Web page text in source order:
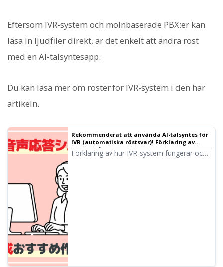
Eftersom IVR-system och molnbaserade PBX:er kan
läsa in ljudfiler direkt, är det enkelt att ändra röst
med en AI-talsyntesapp.
Du kan läsa mer om röster för IVR-system i den här
artikeln.
Rekommenderat att använda AI-talsyntes för
IVR (automatiska röstsvar)! Förklaring av
tillvägagångssätt och fördelar | Ondoku
Förklaring av hur IVR-system fungerar och